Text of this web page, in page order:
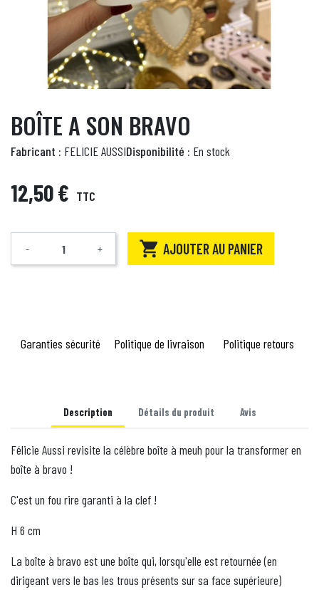
BOÎTE A SON BRAVO
Fabricant : FELICIE AUSSIDisponibilité : En stock
12,50 € TTC
Quantité
- +  AJOUTER AU PANIER
Garanties sécurité Politique de livraison Politique retours
Description Détails du produit Avis
Félicie Aussi revisite la célèbre boîte à meuh pour la transformer en
boîte à bravo !
C'est un fou rire garanti à la clef !
H 6 cm
La boîte à bravo est une boîte qui, lorsqu'elle est retournée (en
dirigeant vers le bas les trous présents sur sa face supérieure)